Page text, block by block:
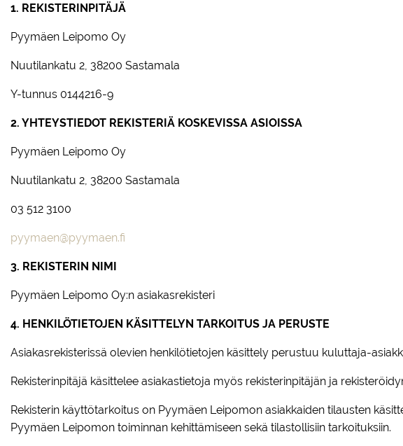
1. REKISTERINPITÄJÄ
Pyymäen Leipomo Oy
Nuutilankatu 2, 38200 Sastamala
Y-tunnus 0144216-9
2. YHTEYSTIEDOT REKISTERIÄ KOSKEVISSA ASIOISSA
Pyymäen Leipomo Oy
Nuutilankatu 2, 38200 Sastamala
03 512 3100
pyymaen@pyymaen.fi
3. REKISTERIN NIMI
Pyymäen Leipomo Oy:n asiakasrekisteri
4. HENKILÖTIETOJEN KÄSITTELYN TARKOITUS JA PERUSTE
Asiakasrekisterissä olevien henkilötietojen käsittely perustuu kuluttaja-
Rekisterinpitäjä käsittelee asiakastietoja myös rekisterinpitäjän ja
Rekisterin käyttötarkoitus on Pyymäen Leipomon asiakkaiden tilausten
Pyymäen Leipomon toiminnan kehittämiseen sekä tilastollisiin tarkoituksiin.